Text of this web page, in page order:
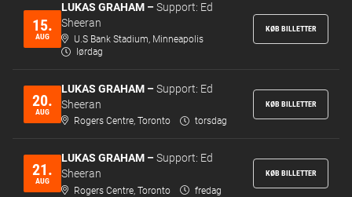
15.
AUG
LUKAS GRAHAM – Support: Ed
Sheeran
U.S Bank Stadium, Minneapolis
lørdag
KØB BILLETTER
20.
AUG
LUKAS GRAHAM – Support: Ed
Sheeran
Rogers Centre, Toronto torsdag
KØB BILLETTER
21.
AUG
LUKAS GRAHAM – Support: Ed
Sheeran
Rogers Centre, Toronto fredag
KØB BILLETTER